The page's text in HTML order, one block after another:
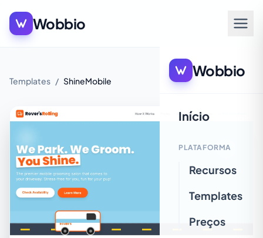
Wobbio
Wobbio
Início
PLATAFORMA
Recursos
Templates
Preços
Templates / ShineMobile